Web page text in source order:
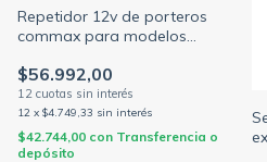
Repetidor 12v de porteros
commax para modelos
$56.992,00
12 x $4.749,33 sin interés
$42.744,00 con Transferencia o
depósito